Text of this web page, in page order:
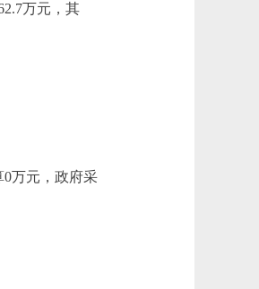
万元，其
万元，政府采